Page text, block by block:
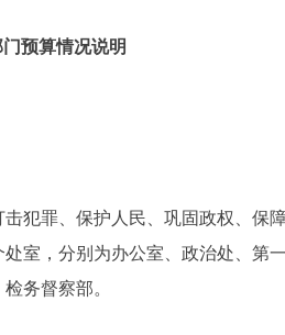
预算情况说明
罪、保护人民、巩固政权、保
室，分别为办公室、政治处、第
务督察部。